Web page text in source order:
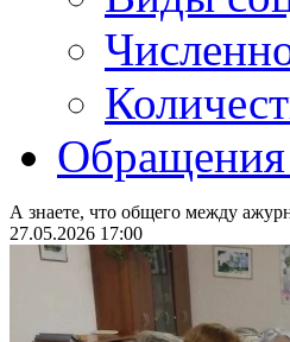
А знаете, что общего между
27.05.2026 17:00